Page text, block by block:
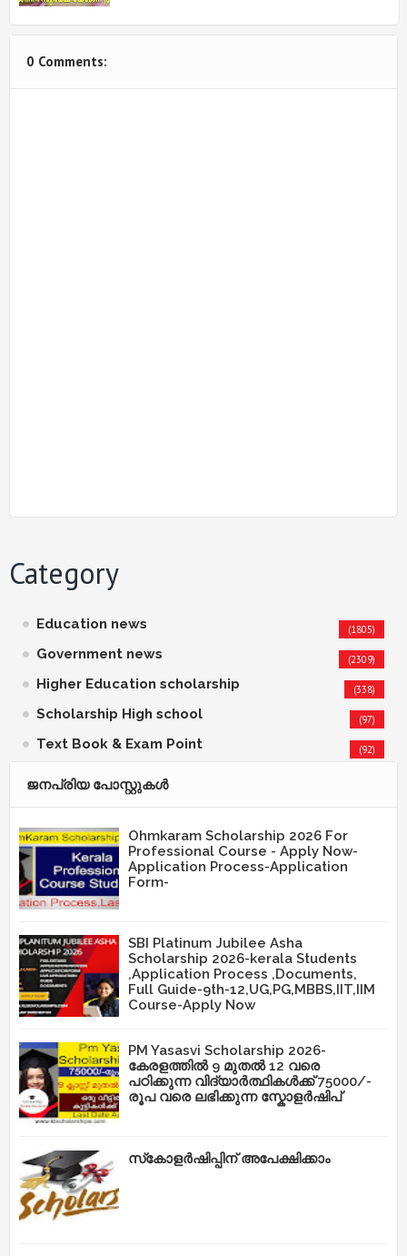
0 Comments:
Category
Education news (1805)
Government news (2309)
Higher Education scholarship (338)
Scholarship High school (97)
Text Book & Exam Point (92)
ജനപ്രിയ പോസ്റ്റുകള്‍‌
Ohmkaram Scholarship 2026 For
Professional Course - Apply Now-
Application Process-Application
Form-
SBI Platinum Jubilee Asha
Scholarship 2026-kerala Students
,Application Process ,Documents,
Full Guide-9th-12,UG,PG,MBBS,IIT,IIM
Course-Apply Now
PM Yasasvi Scholarship 2026-
കേരളത്തിൽ 9 മുതൽ 12 വരെ
പഠിക്കുന്ന വിദ്യാർത്ഥികൾക്ക് 75000/-
രൂപ വരെ ലഭിക്കുന്ന സ്കോളർഷിപ്
സ്‌കോളർഷിപ്പിന് അപേക്ഷിക്കാം